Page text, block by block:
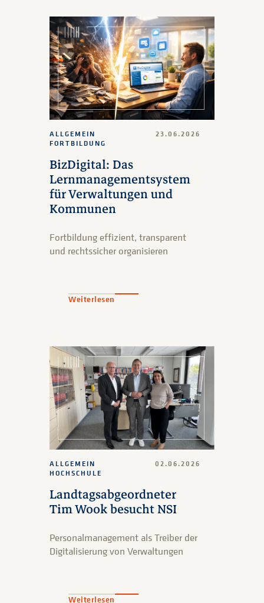
BizDigital: Das
Lernmanagementsystem
für Verwaltungen und
Kommunen
ALLGEMEIN
FORTBILDUNG
23.06.2026
Fortbildung effizient, transparent
und rechtssicher organisieren
Weiterlesen
Landtagsabgeordneter
Tim Wook besucht NSI
ALLGEMEIN
HOCHSCHULE
02.06.2026
Personalmanagement als Treiber der
Digitalisierung von Verwaltungen
Weiterlesen